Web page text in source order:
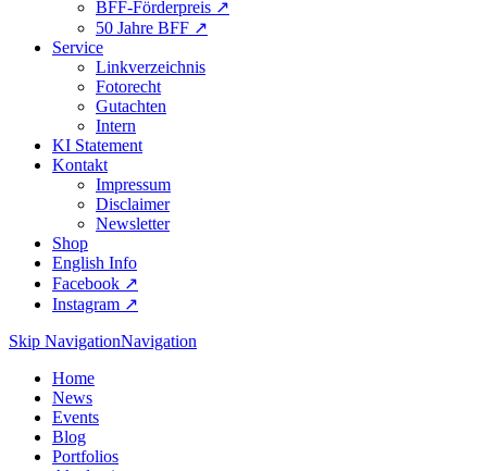
BFF-Förderpreis ↗︎
50 Jahre BFF ↗︎
Service
Linkverzeichnis
Fotorecht
Gutachten
Intern
KI Statement
Kontakt
Impressum
Disclaimer
Newsletter
Shop
English Info
Facebook ↗︎
Instagram ↗︎
Skip NavigationNavigation
Home
News
Events
Blog
Portfolios